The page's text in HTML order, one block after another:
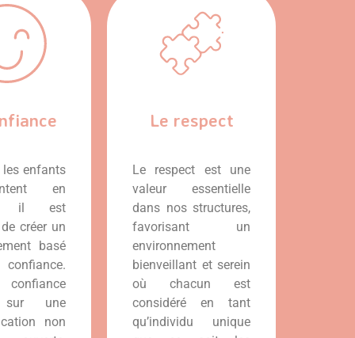
les enfants
en
il est
créer un
basé
sur une
non
Le respect
Le respect est une
valeur essentielle
dans nos structures,
favorisant un
environnement
bienveillant et serein
où chacun est
considéré en tant
qu’individu unique